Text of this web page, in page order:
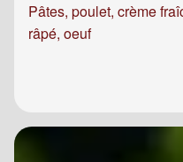
Pâtes, poulet, crème
râpé, oeuf